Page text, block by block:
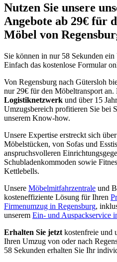
Nutzen Sie unsere
Angebote ab 29€ für
Möbel von
Sie können in nur 58 Sekunden
Einfach das kostenlose Formular
Von Regensburg nach Gütersloh
nur 29€ für den Möbeltransport
Logistiknetzwerk und über 15
Umzugsbereich profitieren Sie bei
unserem Know-how.
Unsere Expertise erstreckt sich
Möbelstücken, von Sofas und
anspruchsvolleren
Schubladenkommoden sowie
Kettlebells.
Unsere Möbelmitfahrzentrale und
kosteneffiziente Lösung für Ihren
Firmenumzug in Regensburg,
unserem Ein- und Auspackservice
Erhalten Sie jetzt kostenfreie und
Ihren Umzug von oder nach
58 Sekunden erhalten Sie Ihr